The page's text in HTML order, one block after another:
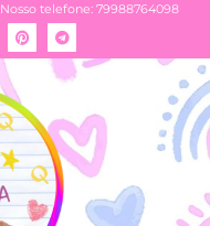
Nosso telefone: 79988764098